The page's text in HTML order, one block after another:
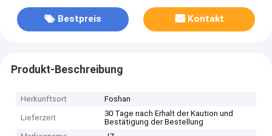
Bestpreis Kontakt
Produkt-Beschreibung
Herkunftsort Foshan
Lieferzeit
30 Tage nach Erhalt der Kaution und
Bestätigung der Bestellung